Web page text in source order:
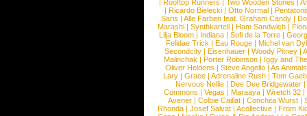
|Rooftop Runners |Two Wooden Stones |
| Ricardo Bielecki | Otto Normal |
Saris | Alle Farben feat. Graham Candy |
Marashi | Synthkartell | Ham Sandwich |
Lilja Bloom | Indiana | Sofi de la Torre |
Felidae Trick | Eau Rouge | Michel van
Secondcity |Eisenhauer |Woody Pitney |
Malinchak |Porter Robinson | Iggy and
Oliver Heldens |Steve Angello |As Animals
Lary | Grace | Adrenaline Rush | Tom
Nervous Nellie | Dee Dee Bridgewater |
Commons |Vegas |Maraaya |Wretch 32 |
Avener | Colbie Caillat | Conchita Wurst |
Rhonda | Josef Salvat | Acollective | From